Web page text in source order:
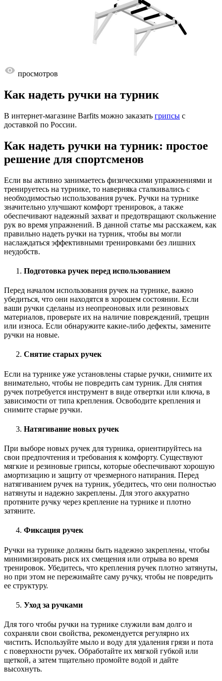
просмотров
Как надеть ручки на турник
В интернет-магазине Barfits можно заказать грипсы с
доставкой по России.
Как надеть ручки на турник: простое
решение для спортсменов
Если вы активно занимаетесь физическими упражнениями и
тренируетесь на турнике, то наверняка сталкивались с
необходимостью использования ручек. Ручки на турнике
значительно улучшают комфорт тренировок, а также
обеспечивают надежный захват и предотвращают скольжение
рук во время упражнений. В данной статье мы расскажем, как
правильно надеть ручки на турник, чтобы вы могли
наслаждаться эффективными тренировками без лишних
неудобств.
Подготовка ручек перед использованием
Перед началом использования ручек на турнике, важно
убедиться, что они находятся в хорошем состоянии. Если
ваши ручки сделаны из неопреоновых или резиновых
материалов, проверьте их на наличие повреждений, трещин
или износа. Если обнаружите какие-либо дефекты, замените
ручки на новые.
Снятие старых ручек
Если на турнике уже установлены старые ручки, снимите их
внимательно, чтобы не повредить сам турник. Для снятия
ручек потребуется инструмент в виде отвертки или ключа, в
зависимости от типа крепления. Освободите крепления и
снимите старые ручки.
Натягивание новых ручек
При выборе новых ручек для турника, ориентируйтесь на
свои предпочтения и требования к комфорту. Существуют
мягкие и резиновые грипсы, которые обеспечивают хорошую
амортизацию и защиту от чрезмерного натирания. Перед
натягиванием ручек на турник, убедитесь, что они полностью
натянуты и надежно закреплены. Для этого аккуратно
протяните ручку через крепление на турнике и плотно
затяните.
Фиксация ручек
Ручки на турнике должны быть надежно закреплены, чтобы
минимизировать риск их смещения или отрыва во время
тренировок. Убедитесь, что крепления ручек плотно затянуты,
но при этом не пережимайте саму ручку, чтобы не повредить
ее структуру.
Уход за ручками
Для того чтобы ручки на турнике служили вам долго и
сохраняли свои свойства, рекомендуется регулярно их
чистить. Используйте мыло и воду для удаления грязи и пота
с поверхности ручек. Обработайте их мягкой губкой или
щеткой, а затем тщательно промойте водой и дайте
высохнуть.